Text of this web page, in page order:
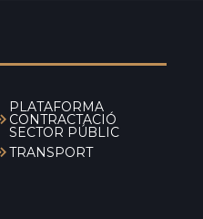
PLATAFORMA
CONTRACTACIÓ
SECTOR PÚBLIC
TRANSPORT